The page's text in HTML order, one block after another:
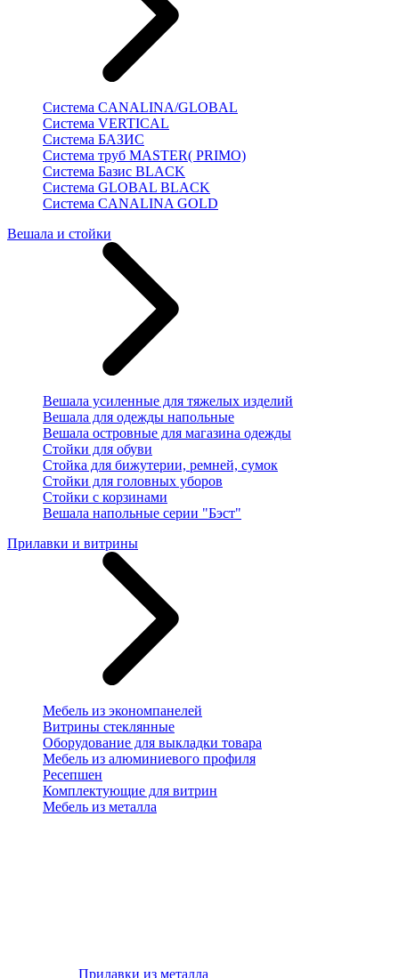
Система CANALINA/GLOBAL
Система VERTICAL
Система БАЗИС
Система труб MASTER( PRIMO)
Система Базис BLACK
Система GLOBAL BLACK
Система CANALINA GOLD
Вешала и стойки
Вешала усиленные для тяжелых изделий
Вешала для одежды напольные
Вешала островные для магазина одежды
Стойки для обуви
Стойка для бижутерии, ремней, сумок
Стойки для головных уборов
Стойки с корзинами
Вешала напольные серии "Бэст"
Прилавки и витрины
Мебель из экономпанелей
Витрины стеклянные
Оборудование для выкладки товара
Мебель из алюминиевого профиля
Ресепшен
Комплектующие для витрин
Мебель из металла
Прилавки из металла